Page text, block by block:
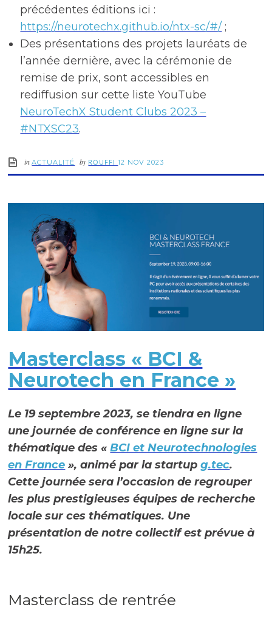
précédentes éditions ici :
https://neurotechx.github.io/ntx-sc/#/;
Des présentations des projets lauréats de
l’année dernière, avec la cérémonie de
remise de prix, sont accessibles en
rediffusion sur cette liste YouTube
NeuroTechX Student Clubs 2023 –
#NTXSC23.
inACTUALITÉ by ROUFFI12 NOV 2023
Masterclass « BCI &
Neurotech en France »
Le 19 septembre 2023, se tiendra en ligne
une journée de conférence en ligne sur la
thématique des «BCI et Neurotechnologies
en France », animé par la startupg.tec.
Cette journée sera l’occasion de regrouper
les plus prestigieuses équipes de recherche
locale sur ces thématiques. Une
présentation de notre collectif est prévue à
15h25.
Masterclass de rentrée